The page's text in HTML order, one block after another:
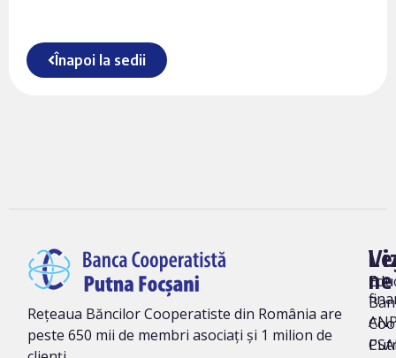
Înapoi la sedii
Rețeaua Băncilor Cooperatiste din România are
peste 650 mii de membri asociați și 1 milion de
ne